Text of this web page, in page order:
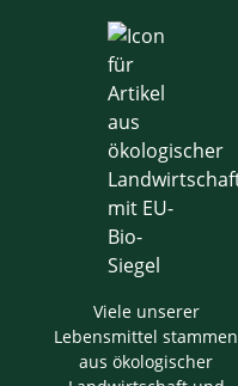
Viele unserer
Lebensmittel stammen
aus ökologischer